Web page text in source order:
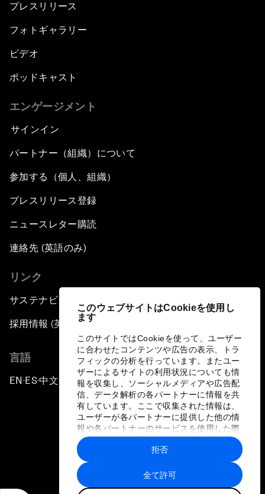
このウェブサイトはCookieを使用し
ます
このサイトではCookieを使って、ユーザー
に合わせたコンテンツや広告の表示、トラ
フィックの分析を行っています。またユー
ザーによるサイトの利用状況についても情
報を収集し、ソーシャルメディアや広告配
信、データ解析の各パートナーに情報を共
有しています。ここで収集された情報は、
ユーザーが各パートナーに提供した他の情
報や各パートナーのサービスを使用した際
に収集された情報と組み合わされ、各パー
トナーによって使用されることがありま
す。
全て許可
拒否
プレスリリース
フォトギャラリー
ビデオ
ポッドキャスト
エンゲージメント
サインイン
パートナー（組織）について
参加する（個人、組織）
プレスリリース登録
ニュースレター購読
連絡先 (英語のみ)
リンク
サステナビリティへの取り組み
採用情報 (英語のみ)
言語
EN ▪ES▪中文▪ 日本語
プライバシーポリシーと利用規約
サイトマップ